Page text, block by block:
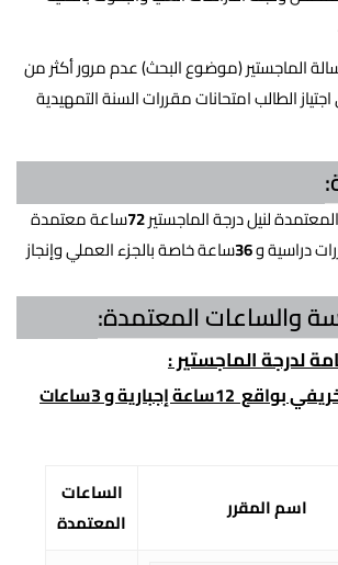
الماجستير (موضوع البحث) عدم مرور أكثر من
الطالب امتحانات مقررات السنة التمهيدية
لنيل درجة الماجستير72ساعة معتمدة
36ساعة خاصة بالجزء العملي وإنجاز
والساعات المعتمدة:
لدرجة الماجستير :
الفصل الدراسي الخريفي بواقع 12ساعة إجبارية و 3ساعات
اسم المقرر
الساعات
المعتمدة